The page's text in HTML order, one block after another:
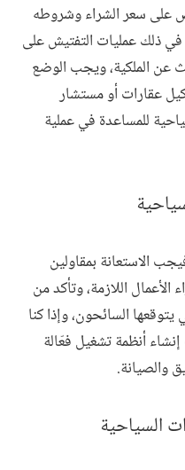
على سعر الشراء وشروطه
في ذلك عمليات التفتيش على
عن الملكية، ويجب الوضع
عقارات أو مستشار
للمساعدة في عملية
الاستعانة بمقاولين
اللازمة، وتأكد من
يتوقعها السائحون، وإذا كنا
أنظمة تشغيل فعّالة
والصيانة.
السياحية